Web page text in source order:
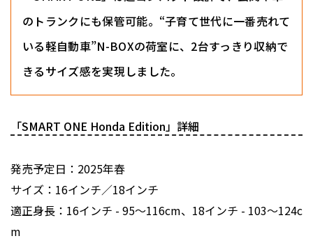
のトランクにも保管可能。“子育て世代に一番売れて
いる軽自動車”N-BOXの荷室に、2台すっきり収納で
きるサイズ感を実現しました。
「SMART ONE Honda Edition」詳細
発売予定日：2025年春
サイズ：16インチ／18インチ
適正身長：16インチ - 95〜116cm、18インチ - 103〜124c
m